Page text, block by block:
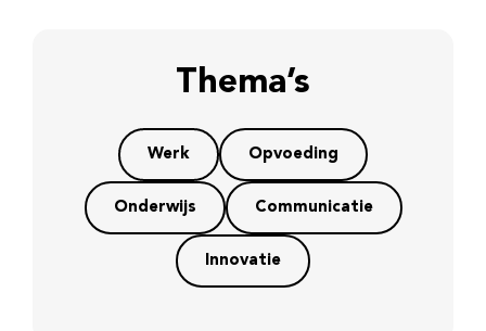
Thema’s
Werk Opvoeding
Onderwijs Communicatie
Innovatie